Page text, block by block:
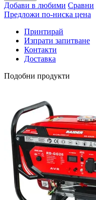
Добави в любими Сравни
Предложи по-ниска цена
Принтирай
Изпрати запитване
Контакти
Доставка
Подобни продукти